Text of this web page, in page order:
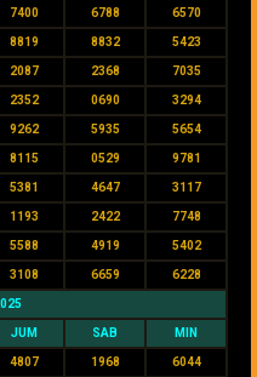
7400 6788 6570
8819 8832 5423
2087 2368 7035
2352 0690 3294
9262 5935 5654
8115 0529 9781
5381 4647 3117
1193 2422 7748
5588 4919 5402
3108 6659 6228
JUM SAB MIN
4807 1968 6044